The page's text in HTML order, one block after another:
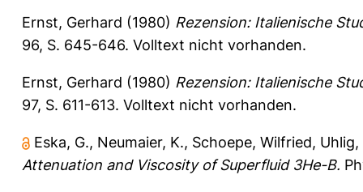
Ernst, Gerhard (1980) Rezension: Italienische
96, S. 645-646. Volltext nicht vorhanden.
Ernst, Gerhard (1980) Rezension: Italienische
97, S. 611-613. Volltext nicht vorhanden.
Eska, G., Neumaier, K., Schoepe, Wilfried, Uhlig,
Attenuation and Viscosity of Superfluid 3He-B.